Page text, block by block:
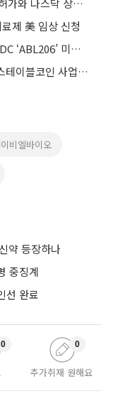
라정찬 네이처셀 회장 “조인트스템 美 허가와 나스닥 상장 동시 추진”
제 美 임상 신청
에이비엘바이오-네옥 바이오, 차세대 ADC ‘ABL206’ 미국 임상 1상 승인
마스터카드, BVNK 18억 달러 인수로 스테이블코인 사업 본격 확장
비엘바이오
약 등장하나
중징계
선 완료
0
추가취재 원해요
0